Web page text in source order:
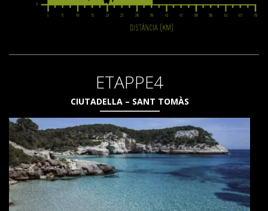
ETAPPE4
CIUTADELLA – SANT TOMÀS